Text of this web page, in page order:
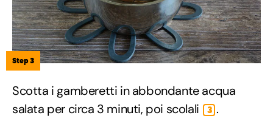
Step 3
Scotta i gamberetti in abbondante acqua
salata per circa 3 minuti, poi scolali
3 .